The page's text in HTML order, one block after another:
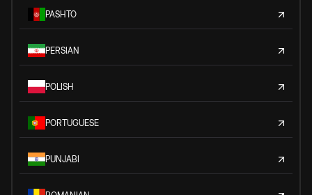
PASHTO
PERSIAN
POLISH
PORTUGUESE
PUNJABI